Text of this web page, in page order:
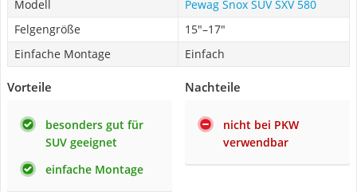
Modell
Pewag Snox SUV SXV 580
Felgengröße
15"–17"
Einfache Montage
Einfach
Vorteile
besonders gut für
SUV geeignet
einfache Montage
Nachteile
nicht bei PKW
verwendbar